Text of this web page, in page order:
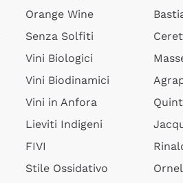
Orange Wine
Senza Solfiti
Vini Biologici
Vini Biodinamici
Vini in Anfora
Lieviti Indigeni
FIVI
Stile Ossidativo